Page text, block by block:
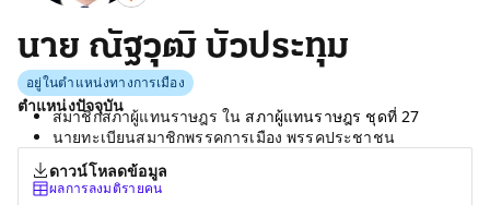
นาย ณัฐวุฒิ บัวประทุม
อยู่ในตำแหน่งทางการเมือง
ตำแหน่งปัจจุบัน
สมาชิกสภาผู้แทนราษฎร ใน สภาผู้แทนราษฎร ชุดที่ 27
นายทะเบียนสมาชิกพรรคการเมือง พรรคประชาชน
ดาวน์โหลดข้อมูล
ผลการลงมติรายคน